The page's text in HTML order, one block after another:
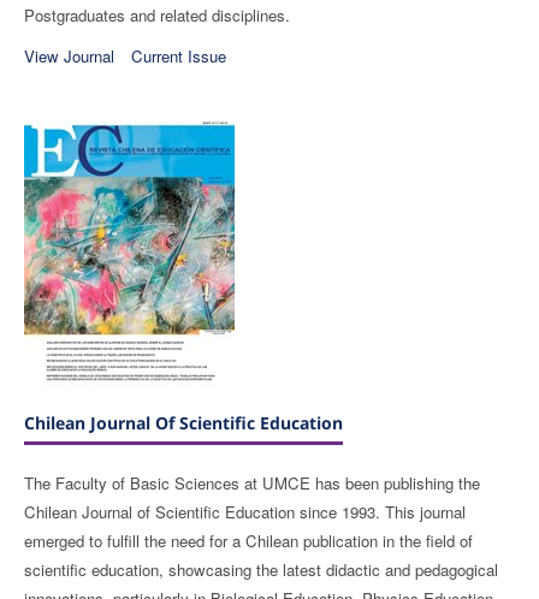
Postgraduates and related disciplines.
View Journal
Current Issue
Chilean Journal Of Scientific Education
The Faculty of Basic Sciences at UMCE has been publishing the
Chilean Journal of Scientific Education since 1993. This journal
emerged to fulfill the need for a Chilean publication in the field of
scientific education, showcasing the latest didactic and pedagogical